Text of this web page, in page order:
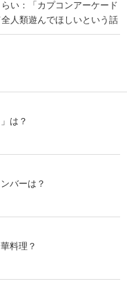
い：「カプコンアーケード
人類遊んでほしいという話
は？
バーは？
料理？